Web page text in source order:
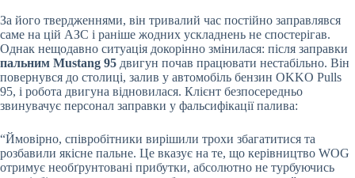
За його твердженнями, він тривалий час постійно заправлявся
саме на цій АЗС і раніше жодних ускладнень не спостерігав.
Однак нещодавно ситуація докорінно змінилася: після заправки
пальним Mustang 95 двигун почав працювати нестабільно. Він
повернувся до столиці, залив у автомобіль бензин OKKO Pulls
95, і робота двигуна відновилася. Клієнт безпосередньо
звинувачує персонал заправки у фальсифікації палива:
“Ймовірно, співробітники вирішили трохи збагатитися та
розбавили якісне пальне. Це вказує на те, що керівництво WOG
отримує необґрунтовані прибутки, абсолютно не турбуючись